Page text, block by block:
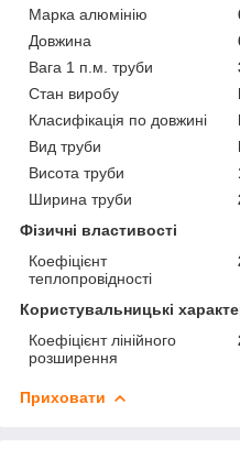
Марка алюмінію
Довжина
Вага 1 п.м. труби
Стан виробу
Класифікація по довжині
Вид труби
Висота труби
Ширина труби
Фізичні властивості
Коефіцієнт
теплопровідності
Користувальницькі
Коефіцієнт лінійного
розширення
Приховати